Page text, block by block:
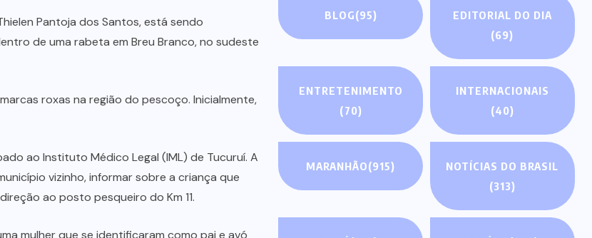
Pantoja dos Santos, está sendo
de uma rabeta em Breu Branco, no sudeste
roxas na região do pescoço. Inicialmente,
ao Instituto Médico Legal (IML) de Tucuruí. A
vizinho, informar sobre a criança que
ao posto pesqueiro do Km 11.
mulher que se identificaram como pai e avó
BLOG(95)
EDITORIAL DO DIA
(69)
ENTRETENIMENTO
(70)
INTERNACIONAIS
(40)
MARANHÃO(915)
NOTÍCIAS DO BRASIL
(313)